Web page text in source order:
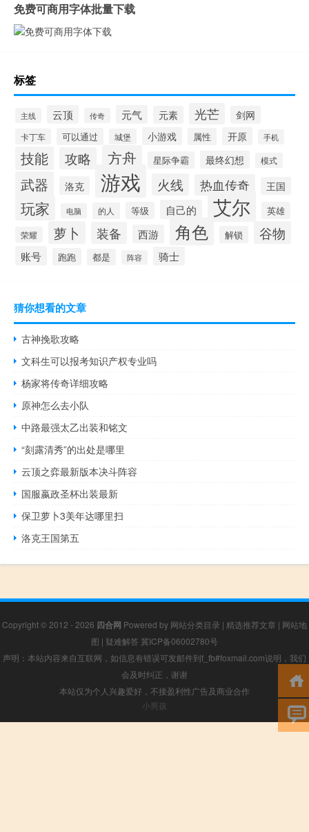
免费可商用字体批量下载
标签
主线 云顶 传奇 元气 元素 光芒 剑网
卡丁车 可以通过 城堡 小游戏 属性 开原 手机
技能 攻略 方舟 星际争霸 最终幻想 模式
武器 洛克 游戏 火线 热血传奇 王国
玩家 电脑 的人 等级 自己的 艾尔 英雄
荣耀 萝卜 装备 西游 角色 解锁 谷物
账号 跑跑 都是 阵容 骑士
猜你想看的文章
古神挽歌攻略
文科生可以报考知识产权专业吗
杨家将传奇详细攻略
原神怎么去小队
中路最强太乙出装和铭文
“刻露清秀”的出处是哪里
云顶之弈最新版本决斗阵容
国服嬴政圣杯出装最新
保卫萝卜3美年达哪里扫
洛克王国第五
Copyright © 2012 - 2026 四合网 Powered by 网站分类目录 | 精选推荐文章 | 网站地
图 | 疑难解答 冀ICP备06002780号
声明：本站内容来自互联网，如信息有错误可发邮件到f_fb#foxmail.com说明，我们
会及时纠正，谢谢
本站仅为个人兴趣爱好，不接盈利性广告及商业合作
小男孩